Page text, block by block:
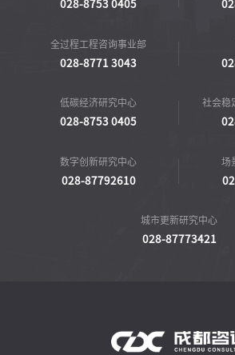
028-8753 0405
全过程工程咨询事业部
028-8771 3043
低碳经济研究中心
028-8753 0405
社会稳
数字创新研究中心
028-87792610
场
城市更新研究中心
028-87773421